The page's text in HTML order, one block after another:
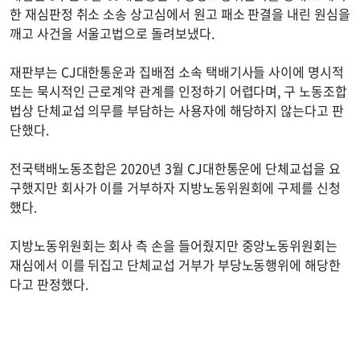
한 재심판정 취소 소송 상고심에서 원고 패소 판결을 내린 원심을
깨고 사건을 서울고법으로 돌려보냈다.
재판부는 CJ대한통운과 집배점 소속 택배기사들 사이에 명시적
또는 묵시적인 근로계약 관계를 인정하기 어렵다며, 구 노동조합
법상 단체교섭 의무를 부담하는 사용자에 해당하지 않는다고 판
단했다.
전국택배노동조합은 2020년 3월 CJ대한통운에 단체교섭을 요
구했지만 회사가 이를 거부하자 지방노동위원회에 구제를 신청
했다.
지방노동위원회는 회사 측 손을 들어줬지만 중앙노동위원회는
재심에서 이를 뒤집고 단체교섭 거부가 부당노동행위에 해당한
다고 판정했다.